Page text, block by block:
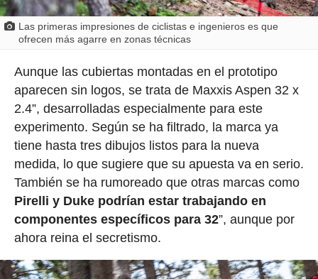
Las primeras impresiones de ciclistas e ingenieros es que
ofrecen más agarre en zonas técnicas
Aunque las cubiertas montadas en el prototipo
aparecen sin logos, se trata de Maxxis Aspen 32 x
2.4”, desarrolladas especialmente para este
experimento. Según se ha filtrado, la marca ya
tiene hasta tres dibujos listos para la nueva
medida, lo que sugiere que su apuesta va en serio.
También se ha rumoreado que otras marcas como
Pirelli y Duke podrían estar trabajando en
componentes específicos para 32”, aunque por
ahora reina el secretismo.